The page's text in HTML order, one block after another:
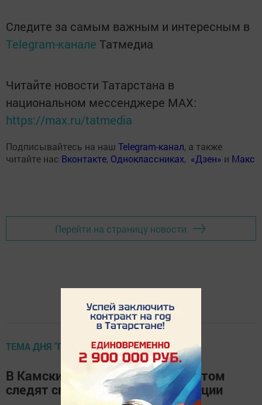
Следите за самым важным и интересным в
Telegram-канале Татмедиа
Читайте новости Татарстана в
национальном мессенджере MАХ:
https://max.ru/tatmedia
Подписывайтесь на наш Telegram-канал, а также
читайте нас Вконтакте, Одноклассниках, «Дзен» и Макс
Перейти на страницу новости
ТЕМА ДНЯ "ГАЗЕТА"
В Камских Полянах за капремонтом
следят специалисты жилинспекции